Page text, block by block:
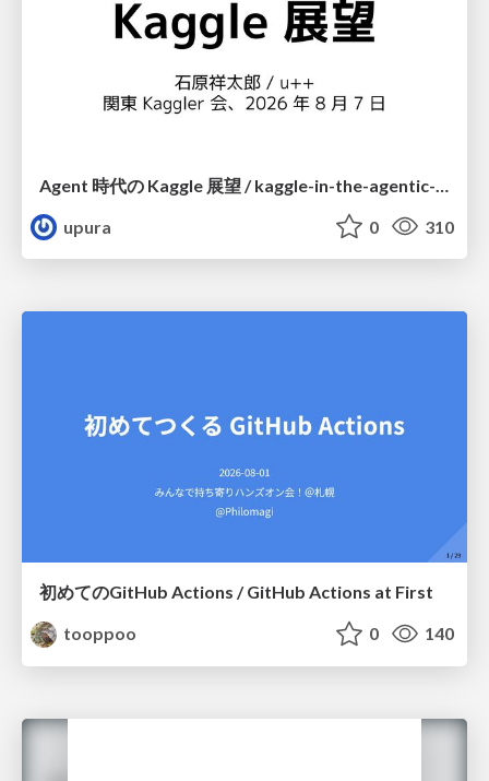
upura
0 310
初めてのGitHub Actions / GitHub Actions at First
tooppoo
0 140